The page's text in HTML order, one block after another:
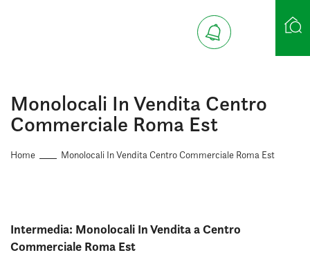
Monolocali In Vendita Centro
Commerciale Roma Est
Home Monolocali In Vendita Centro Commerciale Roma Est
Intermedia: Monolocali In Vendita a Centro
Commerciale Roma Est